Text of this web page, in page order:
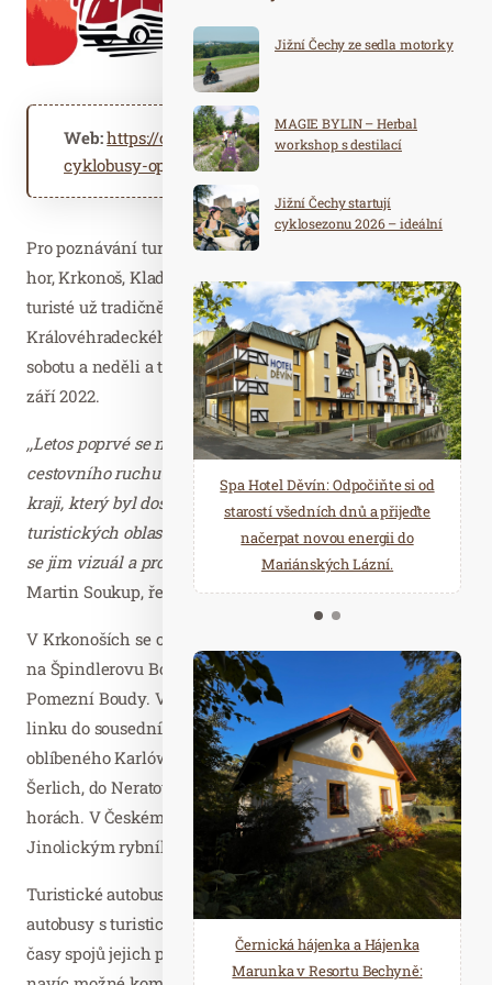
Web:https://ccrkhk.cz/aktuality/sezonni-
cyklobusy-opet-vyjizdi-letos-maji-novy-vizual/
Pro poznávání turisticky zajímavých koutů Orlických
hor, Krkonoš, Kladského pomezí a Českého ráje mohou
turisté už tradičně využívat linky cyklobusů. Na území
Královéhradeckého kraje jezdí od 28. května každou
sobotu a neděli a také o státních svátcích, a to až do 30.
září 2022.
,,Letos poprvé se naše Královéhradecká krajská centrála
cestovního ruchu ujala jednotného vizuálu cyklobusů v
kraji, který byl dosud pod taktovkou jednotlivých
turistických oblastí. Těšíme se na reakce návštěvníků, jak
se jim vizuál a propagace cyklobusů líbí,“řekl k tomu
Martin Soukup, ředitel KHKCCR.
V Krkonoších se cyklobusy mohou zájemci svézt třeba až
na Špindlerovu Boudu, do Pece pod Sněžkou nebo na
Pomezní Boudy. V Kladském pomezí lze zase využít
linku do sousedního Polska, konkrétně do cyklisty
oblíbeného Karlówa. V Orlických horách se svezou na
Šerlich, do Neratova nebo do Rokytnice v Orlických
horách. V Českém ráji zavítají k Prachovským skalám, k
Jinolickým rybníkům nebo na Hrubou Skálu.
Turistické autobusy přepravují turisty a cykloturisty
autobusy s turistickým přívěsem a přizpůsobují trasy a
časy spojů jejich poptávce. Jednotlivé cyklolinky je
Jižní Čechy ze sedla motorky
MAGIE BYLIN – Herbal
workshop s destilací
Jižní Čechy startují
cyklosezonu 2026 – ideální
Spa Hotel Děvín: Odpočiňte si od
starostí všedních dnů a přijeďte
načerpat novou energii do
Mariánských Lázní.
Saunový ráj Holice: Odpočinek a
relaxace v oáze klidu a pohody.
Několik druhů saun a různé
možnosti ochlazení.
Černická hájenka a Hájenka
Marunka v Resortu Bechyně: